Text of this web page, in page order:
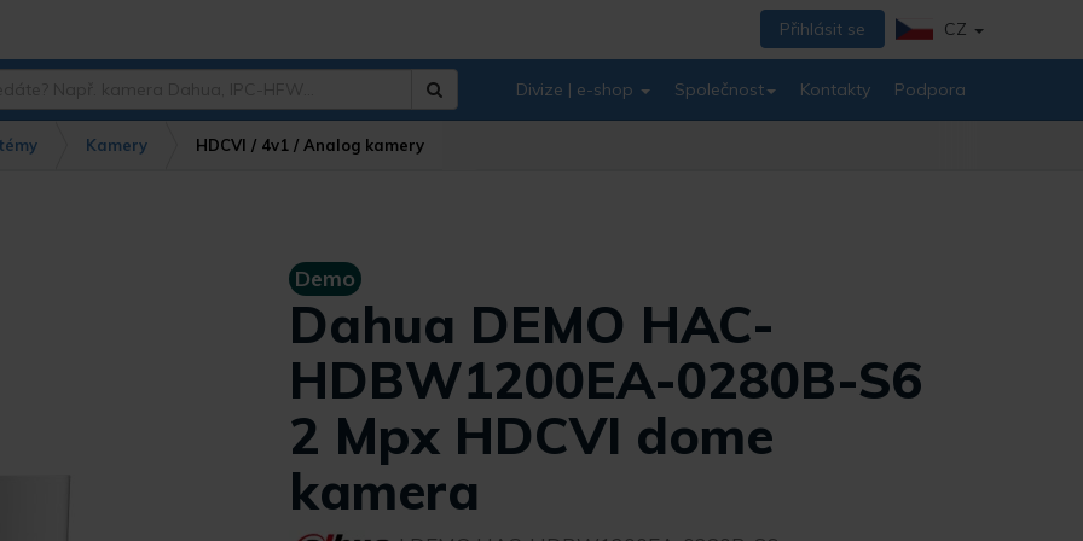
Přihlásit se CZ
Divize | e-shop Společnost Kontakty Podpora
Kamery HDCVI / 4v1 / Analog kamery
Demo
Dahua DEMO HAC-
HDBW1200EA-0280B-S6
2 Mpx HDCVI dome
kamera